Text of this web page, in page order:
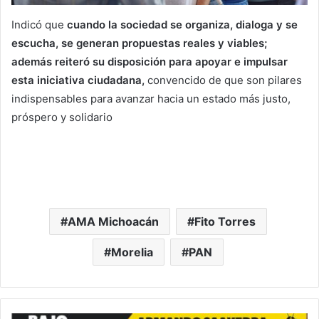
Indicó que cuando la sociedad se organiza, dialoga y se
escucha, se generan propuestas reales y viables;
además reiteró su disposición para apoyar e impulsar
esta iniciativa ciudadana, convencido de que son pilares
indispensables para avanzar hacia un estado más justo,
próspero y solidario
AMA Michoacán Fito Torres
Morelia PAN